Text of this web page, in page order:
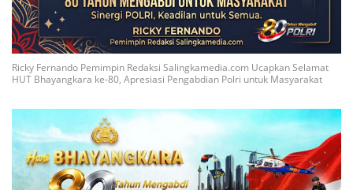
Ricky Fernando Pemimpin Redaksi Salingkamedia.com Ucapkan Selamat
HUT Bhayangkara ke-80, Apresiasi Pengabdian Polri untuk Masyarakat